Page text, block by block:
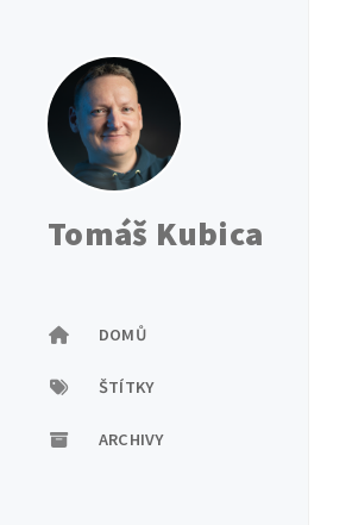
Tomáš Kubica
DOMŮ
ŠTÍTKY
ARCHIVY